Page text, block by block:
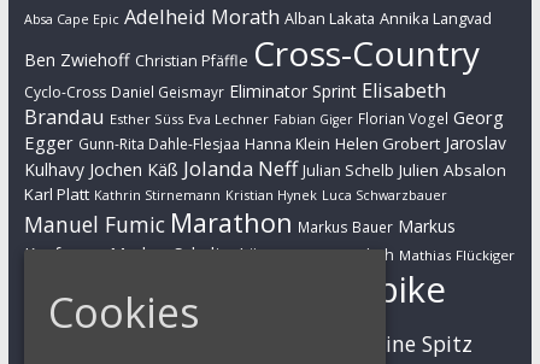
Absa Cape Epic Adelheid Morath Alban Lakata Annika Langvad
Ben Zwiehoff Christian Pfäffle Cross-Country
Cyclo-Cross Daniel Geismayr Eliminator Sprint Elisabeth
Brandau Esther Süss Eva Lechner Fabian Giger Florian Vogel Georg
Egger Gunn-Rita Dahle-Flesjaa Hanna Klein Helen Grobert Jaroslav
Kulhavy Jochen Käß Jolanda Neff Julian Schelb Julien Absalon
Karl Platt Kathrin Stirnemann Kristian Hynek Luca Schwarzbauer
Manuel Fumic Marathon Markus Bauer Markus
Kaufmann Markus Schulte-Lünzum Martin Gluth Mathias Flückiger
Max Brandl Moritz Milatz
Mountainbike
MTB
Sabine Spitz
Cookies